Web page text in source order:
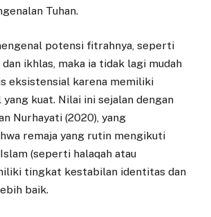
Tuhan.
potensi fitrahnya, seperti
ikhlas, maka ia tidak lagi mudah
eksistensial karena memiliki
kuat. Nilai ini sejalan dengan
Nurhayati (2020), yang
remaja yang rutin mengikuti
(seperti halaqah atau
tingkat kestabilan identitas dan
baik.